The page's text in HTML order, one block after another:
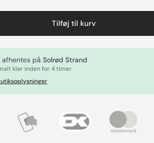
Tilføj til kurv
afhentes påSolrød Strand
klar inden for 4 timer